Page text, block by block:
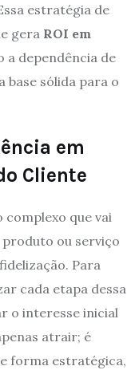
estratégia de
gera ROI em
a dependência de
base sólida para o
em
Cliente
complexo que vai
ou serviço
Para
cada etapa dessa
o interesse inicial
atrair; é
forma estratégica,